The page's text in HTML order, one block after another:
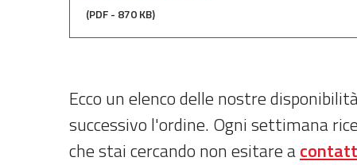
(PDF - 870 KB)
Ecco un elenco delle nostre
successivo l'ordine. Ogni settimana
che stai cercando non esitare a